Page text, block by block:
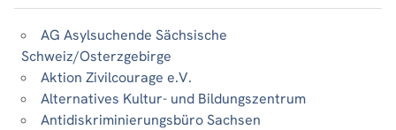
AG Asylsuchende Sächsische
Schweiz/Osterzgebirge
Aktion Zivilcourage e.V.
Alternatives Kultur- und Bildungszentrum
Antidiskriminierungsbüro Sachsen